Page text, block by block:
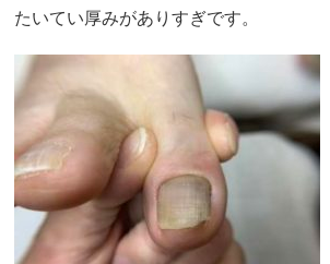
たいてい厚みがありすぎです。